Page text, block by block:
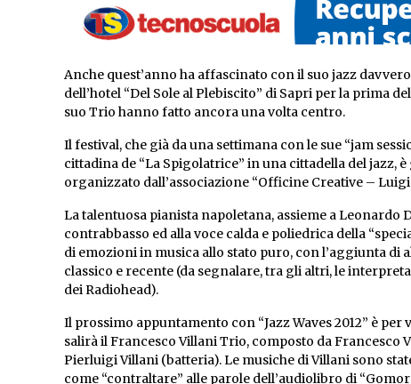
Anche quest’anno ha affascinato con il suo jazz
dell’hotel “Del Sole al Plebiscito” di Sapri per la prima
suo Trio hanno fatto ancora una volta centro.
Il festival, che già da una settimana con le sue “jam
cittadina de “La Spigolatrice” in una cittadella del jazz,
organizzato dall’associazione “Officine Creative – Luigi
La talentuosa pianista napoletana, assieme a Leonardo
contrabbasso ed alla voce calda e poliedrica della
di emozioni in musica allo stato puro, con l’aggiunta
classico e recente (da segnalare, tra gli altri, le
dei Radiohead).
Il prossimo appuntamento con “Jazz Waves 2012” è
salirà il Francesco Villani Trio, composto da
Pierluigi Villani (batteria). Le musiche di Villani sono
come “contraltare” alle parole dell’audiolibro di